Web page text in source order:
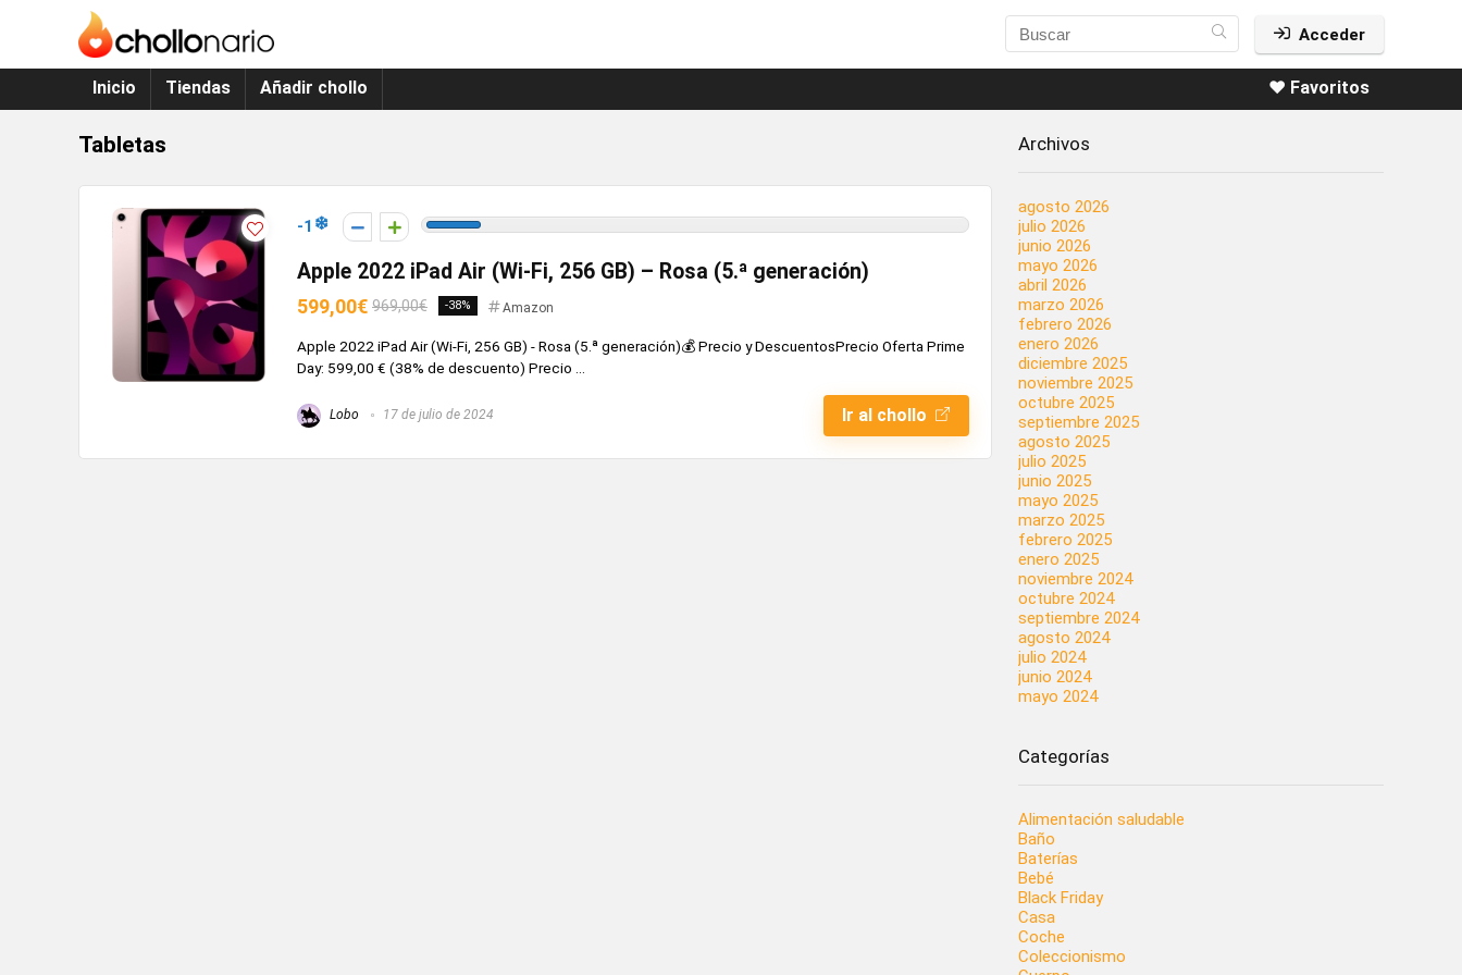
Acceder
Inicio Tiendas Añadir chollo ❤️ Favoritos
Tabletas
-1
Apple 2022 iPad Air (Wi-Fi, 256 GB) – Rosa (5.ª generación)
599,00€ 969,00€ -38% Amazon
Apple 2022 iPad Air (Wi-Fi, 256 GB) - Rosa (5.ª generación)💰 Precio y DescuentosPrecio Oferta Prime
Day: 599,00 € (38% de descuento) Precio ...
Lobo 17 de julio de 2024 Ir al chollo
Archivos
agosto 2026
julio 2026
junio 2026
mayo 2026
abril 2026
marzo 2026
febrero 2026
enero 2026
diciembre 2025
noviembre 2025
octubre 2025
septiembre 2025
agosto 2025
julio 2025
junio 2025
mayo 2025
marzo 2025
febrero 2025
enero 2025
noviembre 2024
octubre 2024
septiembre 2024
agosto 2024
julio 2024
junio 2024
mayo 2024
Categorías
Alimentación saludable
Baño
Baterías
Bebé
Black Friday
Casa
Coche
Coleccionismo